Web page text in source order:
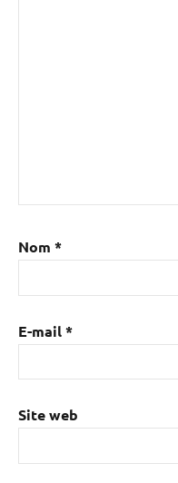
Nom *
E-mail*
Site web